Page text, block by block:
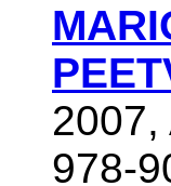
978-